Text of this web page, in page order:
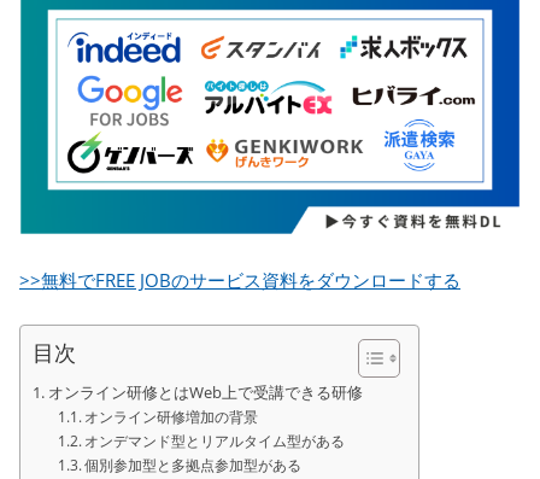
>>無料でFREE JOBのサービス資料をダウンロードする
目次
オンライン研修とはWeb上で受講できる研修
オンライン研修増加の背景
オンデマンド型とリアルタイム型がある
個別参加型と多拠点参加型がある